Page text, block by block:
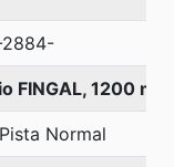
FINGAL, 1200
Pista Normal